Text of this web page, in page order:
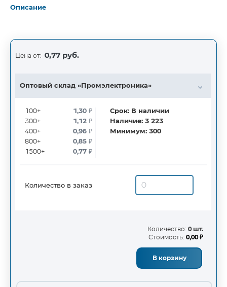
Описание
Цена от: 0,77 руб.
Оптовый склад «Промэлектроника»
100+
300+
400+
800+
1500+
1,30₽
1,12₽
0,96₽
0,85₽
0,77₽
Срок: В наличии
Наличие:3 223
Минимум:300
Количество в заказ
Количество: 0 шт.
Стоимость: 0,00 ₽
В корзину